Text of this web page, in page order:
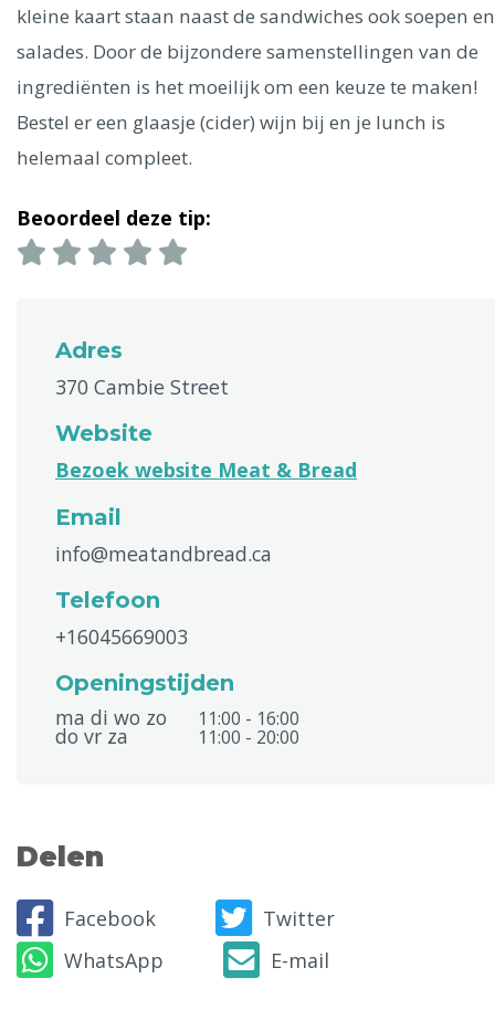
Alles bekijken
kleine kaart staan naast de sandwiches ook soepen en
salades. Door de bijzondere samenstellingen van de
ingrediënten is het moeilijk om een keuze te maken!
Bestel er een glaasje (cider) wijn bij en je lunch is
helemaal compleet.
Beoordeel deze tip:
Adres
370 Cambie Street
Website
Bezoek website Meat & Bread
Email
info@meatandbread.ca
Telefoon
+16045669003
Openingstijden
ma di wo zo
11:00 - 16:00
do vr za 11:00 - 20:00
Delen
Facebook
Twitter
WhatsApp
E-mail